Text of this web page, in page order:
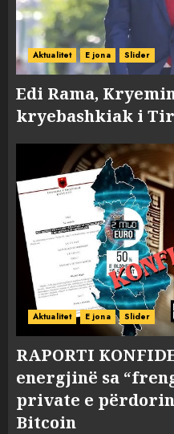
Aktualitet E jona Slider
Edi Rama,
kryebashkiak i
Aktualitet E jona Slider
RAPORTI
energjinë sa
private e
Bitcoin